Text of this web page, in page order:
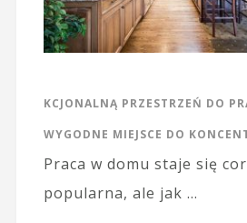
KCJONALNĄ PRZESTRZEŃ DO
WYGODNE MIEJSCE DO
Praca w domu staje się
popularna, ale jak …